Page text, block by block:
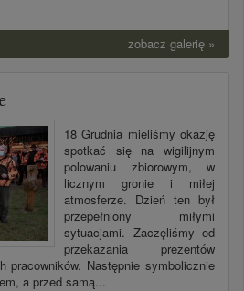
zobacz galerię »
18 Grudnia mieliśmy okazję
spotkać się na wigilijnym
polowaniu zbiorowym, w
licznym gronie i miłej
atmosferze. Dzień ten był
przepełniony miłymi
sytuacjami. Zaczęliśmy od
przekazania prezentów
pracowników. Następnie symbolicznie
a przed samą...